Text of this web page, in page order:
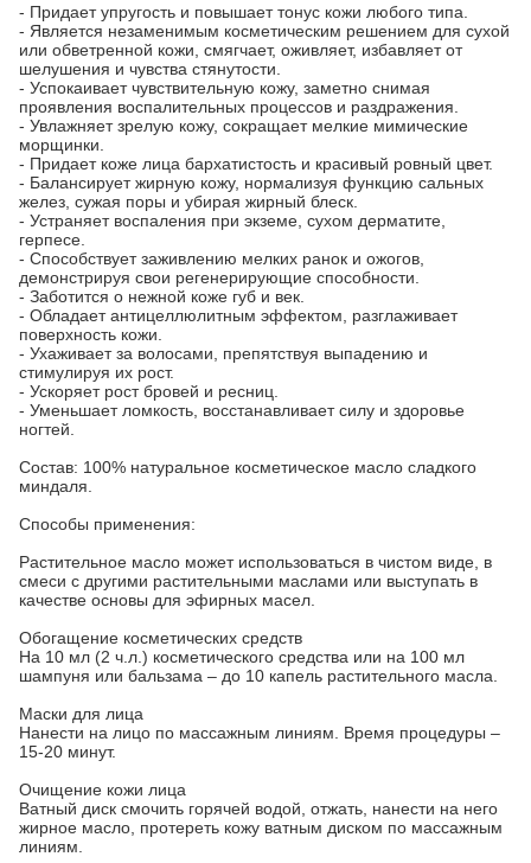
- Придает упругость и повышает тонус кожи любого типа.
- Является незаменимым косметическим решением для сухой
или обветренной кожи, смягчает, оживляет, избавляет от
шелушения и чувства стянутости.
- Успокаивает чувствительную кожу, заметно снимая
проявления воспалительных процессов и раздражения.
- Увлажняет зрелую кожу, сокращает мелкие мимические
морщинки.
- Придает коже лица бархатистость и красивый ровный цвет.
- Балансирует жирную кожу, нормализуя функцию сальных
желез, сужая поры и убирая жирный блеск.
- Устраняет воспаления при экземе, сухом дерматите,
герпесе.
- Способствует заживлению мелких ранок и ожогов,
демонстрируя свои регенерирующие способности.
- Заботится о нежной коже губ и век.
- Обладает антицеллюлитным эффектом, разглаживает
поверхность кожи.
- Ухаживает за волосами, препятствуя выпадению и
стимулируя их рост.
- Ускоряет рост бровей и ресниц.
- Уменьшает ломкость, восстанавливает силу и здоровье
ногтей.
Состав: 100% натуральное косметическое масло сладкого
миндаля.
Способы применения:
Растительное масло может использоваться в чистом виде, в
смеси с другими растительными маслами или выступать в
качестве основы для эфирных масел.
Обогащение косметических средств
На 10 мл (2 ч.л.) косметического средства или на 100 мл
шампуня или бальзама – до 10 капель растительного масла.
Маски для лица
Нанести на лицо по массажным линиям. Время процедуры –
15-20 минут.
Очищение кожи лица
Ватный диск смочить горячей водой, отжать, нанести на него
жирное масло, протереть кожу ватным диском по массажным
линиям.